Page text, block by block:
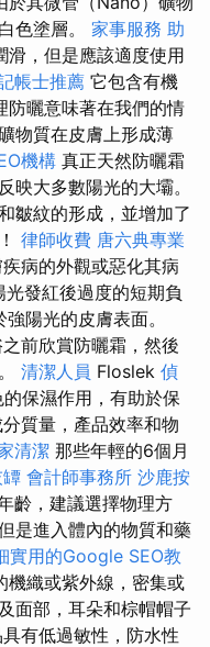
色塗層。 家事服務 助
滑，但是應該適度使用
帳士推薦 它包含有機
防曬意味著在我們的情
物質在皮膚上形成薄
機構 真正天然防曬霜
映大多數陽光的大壩。
皺紋的形成，並增加了
律師收費 唐六典專業
病的外觀或惡化其病
光發紅後過度的短期負
陽光的皮膚表面。
前欣賞防曬霜，然後
清潔人員 Floslek 偵
保濕作用，有助於保
質量，產品效率和物
清潔 那些年輕的6個月
會計師事務所 沙鹿按
齡，建議選擇物理方
是進入體內的物質和藥
實用的Google SEO教
機織或紫外線，密集或
面部，耳朵和棕帽帽子
有低過敏性，防水性